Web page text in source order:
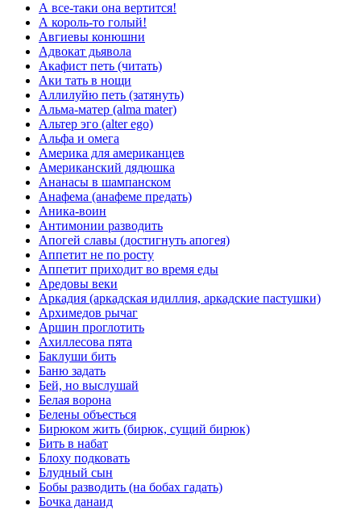
А все-таки она вертится!
А король-то голый!
Авгиевы конюшни
Адвокат дьявола
Акафист петь (читать)
Аки тать в нощи
Аллилуйю петь (затянуть)
Альма-матер (alma mater)
Альтер эго (alter ego)
Альфа и омега
Америка для американцев
Американский дядюшка
Ананасы в шампанском
Анафема (анафеме предать)
Аника-воин
Антимонии разводить
Апогей славы (достигнуть апогея)
Аппетит не по росту
Аппетит приходит во время еды
Аредовы веки
Аркадия (аркадская идиллия, аркадские пастушки)
Архимедов рычаг
Аршин проглотить
Ахиллесова пята
Баклуши бить
Баню задать
Бей, но выслушай
Белая ворона
Белены объесться
Бирюком жить (бирюк, сущий бирюк)
Бить в набат
Блоху подковать
Блудный сын
Бобы разводить (на бобах гадать)
Бочка данаид